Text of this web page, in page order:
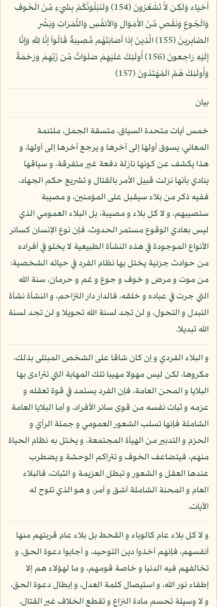
أَحْيَاء وَلَكِن لاَّ تَشْعُرُونَ (154) وَلَنَبْلُوَنَّكُمْ بِشَيْءٍ مِّنَ الْخَوفِ
وَالْجُوعِ وَنَقْصٍ مِّنَ الأَمَوَالِ وَالأنفُسِ وَالثَّمَرَاتِ وَبَشِّرِ
الصَّابِرِينَ (155) الَّذِينَ إِذَا أَصَابَتْهُم مُّصِيبَةٌ قَالُواْ إِنَّا لِلّهِ وَإِنَّا
إِلَيْهِ رَاجِعونَ (156) أُولَئِكَ عَلَيْهِمْ صَلَوَاتٌ مِّن رَّبِّهِمْ وَرَحْمَةٌ
وَأُولَئِكَ هُمُ الْمُهْتَدُونَ (157)
بيان
خمس آيات متحدة السياق، متسقة الجمل، ملتئمة
المعاني، يسوق أولها إلى آخرها و يرجع آخرها إلى أولها، و
هذا يكشف عن كونها نازلة دفعة غير متفرقة، و سياقها
ينادي بأنها نزلت قبيل الأمر بالقتال و تشريع حكم الجهاد،
ففيه ذكر من بلاء سيقبل على المؤمنين، و مصيبة
ستصيبهم، و لا كل بلاء و مصيبة، بل البلاء العمومي الذي
ليس بعادي الوقوع مستمر الحدوث، فإن نوع الإنسان كسائر
الأنواع الموجودة في هذه النشأة الطبيعية لا يخلو في أفراده
من حوادث جزئية يختل بها نظام الفرد في حياته الشخصية:
من موت و مرض و خوف و جوع و غم و حرمان، سنة الله
التي جرت في عباده و خلقه، فالدار دار التزاحم، و النشأة نشأة
التبدل و التحول، و لن تجد لسنة الله تحويلا و لن تجد لسنة
الله تبديلا.
و البلاء الفردي و إن كان شاقا على الشخص المبتلى بذلك،
مكروها، لكن ليس مهولا مهيبا تلك المهابة التي تتراءى بها
البلايا و المحن العامة، فإن الفرد يستمد في قوة تعقله و
عزمه و ثبات نفسه من قوى سائر الأفراد، و أما البلايا العامة
الشاملة فإنها تسلب الشعور العمومي و جملة الرأي و
الحزم و التدبير من الهيأة المجتمعة، و يختل به نظام الحياة
منهم، فيتضاعف الخوف و تتراكم الوحشة و يضطرب
عندها العقل و الشعور و تبطل العزيمة و الثبات، فالبلاء
العام و المحنة الشاملة أشق و أمر، و هو الذي تلوح له
الآيات.
و لا كل بلاء عام كالوباء و القحط بل بلاء عام قربتهم منها
أنفسهم، فإنهم أخذوا دين التوحيد، و أجابوا دعوة الحق، و
تخالفهم فيه الدنيا و خاصة قومهم، و ما لهؤلاء هم إلا
إطفاء نور الله، و استيصال كلمة العدل، و إبطال دعوة الحق،
و لا وسيلة تحسم مادة النزاع و تقطع الخلاف غير القتال،